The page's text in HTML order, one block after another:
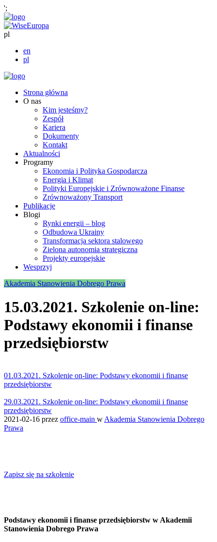
';
pl
en
pl
Strona główna
O nas
Kim jesteśmy?
Zespół
Kariera
Dokumenty
Kontakt
Aktualności
Programy
Ekonomia i Polityka Gospodarcza
Energia i Klimat
Polityki Europejskie i Zrównoważone Finanse
Zrównoważony Transport
Publikacje
Blogi
Rynki energii – blog
Odbudowa Ukrainy
Transformacja sektora stalowego
Zielona autonomia strategiczna
Projekty europejskie
Wesprzyj
Akademia Stanowienia Dobrego Prawa
15.03.2021. Szkolenie on-line:
Podstawy ekonomii i finanse
przedsiębiorstw
01.03.2021. Szkolenie on-line: Podstawy ekonomii i finanse
przedsiębiorstw
29.03.2021. Szkolenie on-line: Podstawy ekonomii i finanse
przedsiębiorstw
2021-02-16 przez office-main w Akademia Stanowienia Dobrego
Prawa
Zapisz się na szkolenie
Podstawy ekonomii i finanse przedsiębiorstw w Akademii
Stanowienia Dobrego Prawa